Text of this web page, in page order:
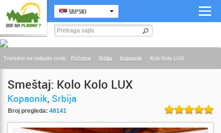
SRPSKI
Trenutno se nalazite ovde: Početna Srbija Kopaonik Kolo Kolo LUX
Smeštaj: Kolo Kolo LUX
Kopaonik, Srbija
Broj pregleda: 48141